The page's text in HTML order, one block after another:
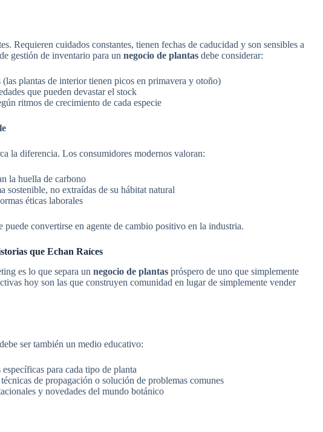
Requieren cuidados constantes, tienen fechas de caducidad y son sensibles a
gestión de inventario para un negocio de plantas debe considerar:
plantas de interior tienen picos en primavera y otoño)
que pueden devastar el stock
ritmos de crecimiento de cada especie
la diferencia. Los consumidores modernos valoran:
la huella de carbono
sostenible, no extraídas de su hábitat natural
éticas laborales
puede convertirse en agente de cambio positivo en la industria.
que Echan Raíces
es lo que separa un negocio de plantas próspero de uno que simplemente
hoy son las que construyen comunidad en lugar de simplemente vender
ser también un medio educativo:
para cada tipo de planta
de propagación o solución de problemas comunes
y novedades del mundo botánico